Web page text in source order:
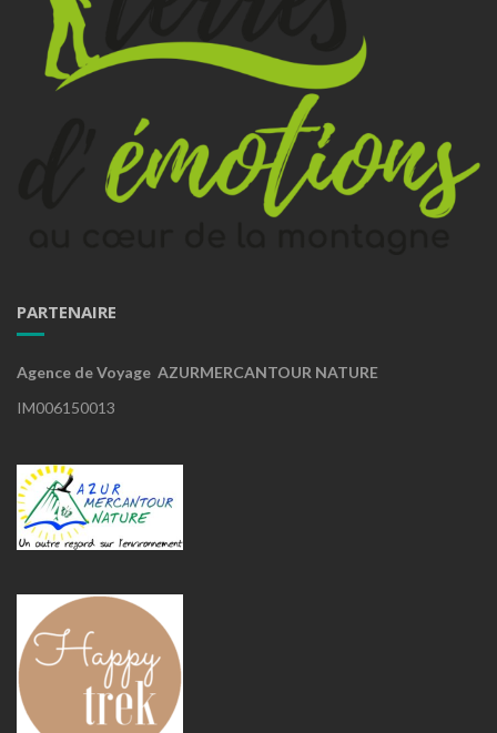
PARTENAIRE
Agence de Voyage AZURMERCANTOUR NATURE
IM006150013